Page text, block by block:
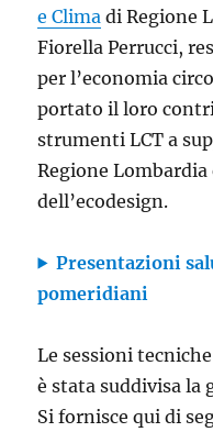
e Clima di Regione
Fiorella Perrucci,
per l’economia
portato il loro
strumenti LCT a
Regione
dell’ecodesign.
Presentazioni
pomeridiani
Le sessioni
è stata suddivisa la
Si fornisce qui di